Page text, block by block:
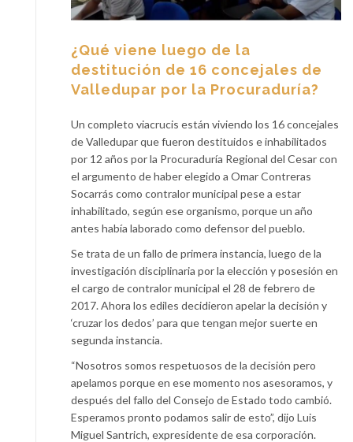
¿Qué viene luego de la
destitución de 16 concejales de
Valledupar por la Procuraduría?
Un completo viacrucis están viviendo los 16 concejales
de Valledupar que fueron destituidos e inhabilitados
por 12 años por la Procuraduría Regional del Cesar con
el argumento de haber elegido a Omar Contreras
Socarrás como contralor municipal pese a estar
inhabilitado, según ese organismo, porque un año
antes había laborado como defensor del pueblo.
Se trata de un fallo de primera instancia, luego de la
investigación disciplinaria por la elección y posesión en
el cargo de contralor municipal el 28 de febrero de
2017. Ahora los ediles decidieron apelar la decisión y
‘cruzar los dedos’ para que tengan mejor suerte en
segunda instancia.
“Nosotros somos respetuosos de la decisión pero
apelamos porque en ese momento nos asesoramos, y
después del fallo del Consejo de Estado todo cambió.
Esperamos pronto podamos salir de esto”, dijo Luis
Miguel Santrich, expresidente de esa corporación.